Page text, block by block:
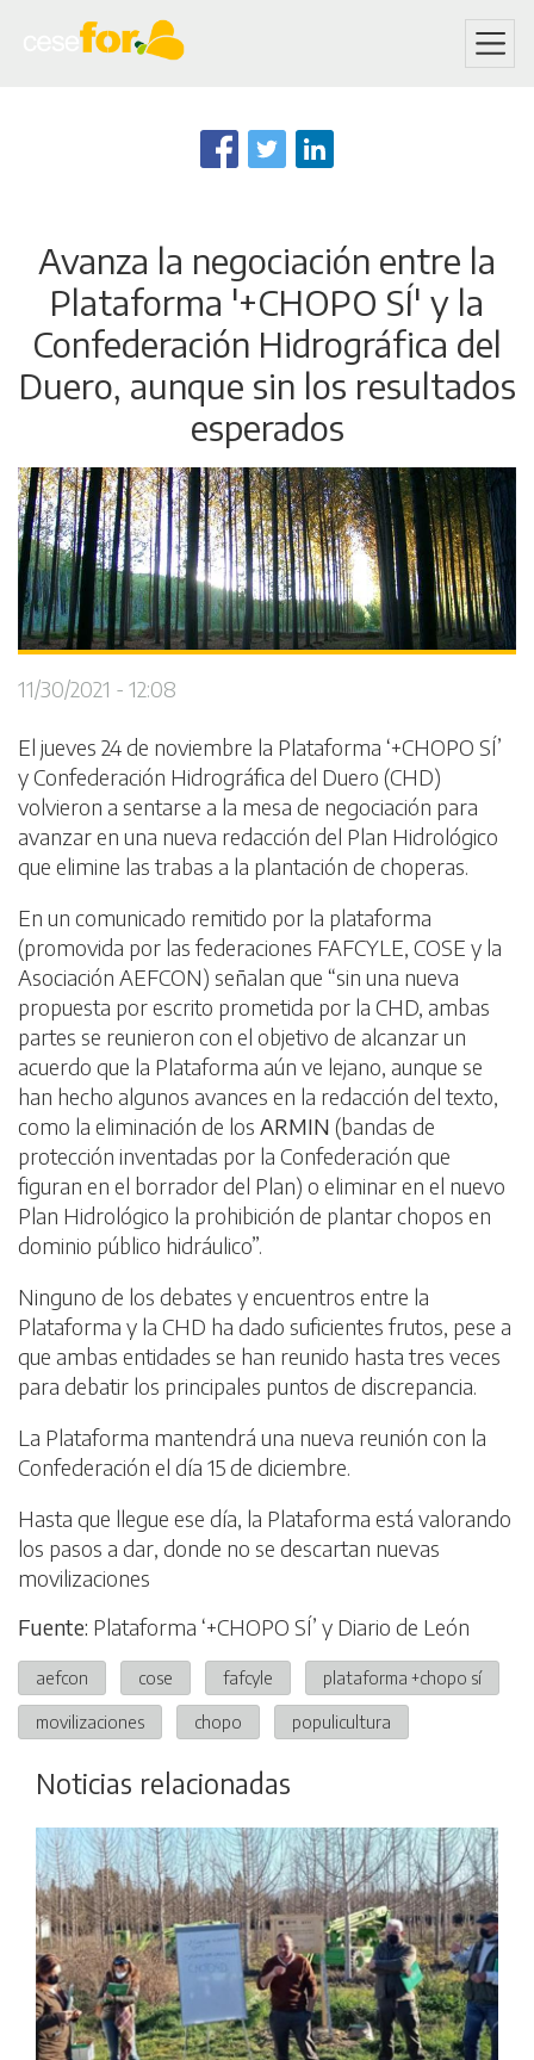
to
main
Avanza la negociación entre la
Plataforma '+CHOPO SÍ' y la
Confederación Hidrográfica del
Duero, aunque sin los resultados
esperados
11/30/2021 - 12:08
El jueves 24 de noviembre la Plataforma ‘+CHOPO SÍ’
y Confederación Hidrográfica del Duero (CHD)
volvieron a sentarse a la mesa de negociación para
avanzar en una nueva redacción del Plan Hidrológico
que elimine las trabas a la plantación de choperas.
En un comunicado remitido por la plataforma
(promovida por las federaciones FAFCYLE, COSE y la
Asociación AEFCON) señalan que “sin una nueva
propuesta por escrito prometida por la CHD, ambas
partes se reunieron con el objetivo de alcanzar un
acuerdo que la Plataforma aún ve lejano, aunque se
han hecho algunos avances en la redacción del texto,
como la eliminación de los ARMIN (bandas de
protección inventadas por la Confederación que
figuran en el borrador del Plan) o eliminar en el nuevo
Plan Hidrológico la prohibición de plantar chopos en
dominio público hidráulico”.
Ninguno de los debates y encuentros entre la
Plataforma y la CHD ha dado suficientes frutos, pese a
que ambas entidades se han reunido hasta tres veces
para debatir los principales puntos de discrepancia.
La Plataforma mantendrá una nueva reunión con la
Confederación el día 15 de diciembre.
Hasta que llegue ese día, la Plataforma está valorando
los pasos a dar, donde no se descartan nuevas
movilizaciones
Fuente: Plataforma ‘+CHOPO SÍ’ y Diario de León
aefcon cose fafcyle plataforma +chopo sí
movilizaciones chopo populicultura
Noticias relacionadas